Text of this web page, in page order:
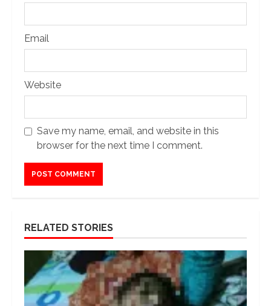
Email
Website
Save my name, email, and website in this
browser for the next time I comment.
RELATED STORIES